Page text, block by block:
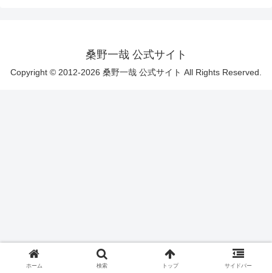
桑野一哉 公式サイト
Copyright © 2012-2026 桑野一哉 公式サイト All Rights Reserved.
ホーム 検索 トップ サイドバー